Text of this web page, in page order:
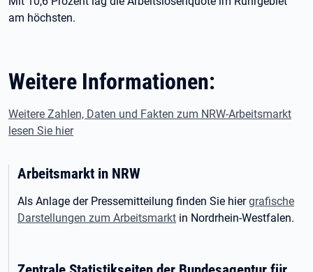
am höchsten.
Weitere Informationen:
Weitere Zahlen, Daten und Fakten zum NRW-Arbeitsmarkt
lesen Sie hier
Arbeitsmarkt in NRW
Als Anlage der Pressemitteilung finden Sie hiergrafische
Darstellungen zum Arbeitsmarkt in Nordrhein-Westfalen.